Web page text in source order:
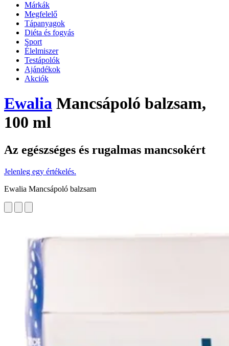
Márkák
Megfelelő
Tápanyagok
Diéta és fogyás
Sport
Élelmiszer
Testápolók
Ajándékok
Akciók
Ewalia Mancsápoló balzsam,
100 ml
Az egészséges és rugalmas mancsokért
Jelenleg egy értékelés.
Ewalia Mancsápoló balzsam